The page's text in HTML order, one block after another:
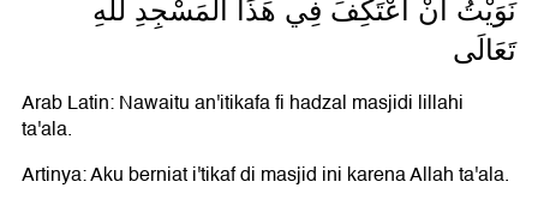
نَوَيْتُ أَنْ أَعْتَكِفَ فِي هَذَا الْمَسْجِدِ للهِ
تَعَالَى
Arab Latin: Nawaitu an'itikafa fi hadzal masjidi lillahi
ta'ala.
Artinya: Aku berniat i'tikaf di masjid ini karena Allah ta'ala.